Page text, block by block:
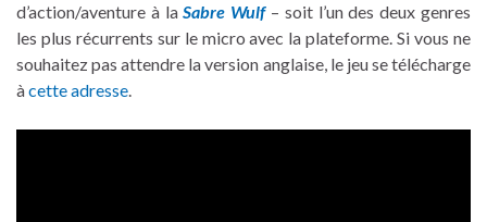
d’action/aventure à laSabre Wulf– soit l’un des deux genres
les plus récurrents sur le micro avec la plateforme. Si vous ne
souhaitez pas attendre la version anglaise, le jeu se télécharge
àcette adresse.